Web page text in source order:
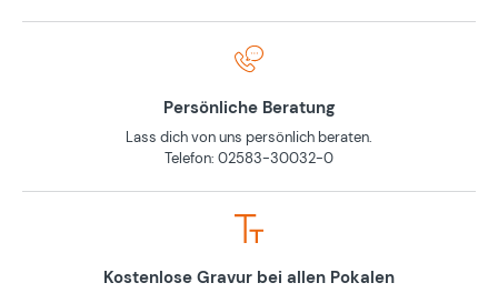
Persönliche Beratung
Lass dich von uns persönlich beraten.
Telefon: 02583-30032-0
Kostenlose Gravur bei allen Pokalen